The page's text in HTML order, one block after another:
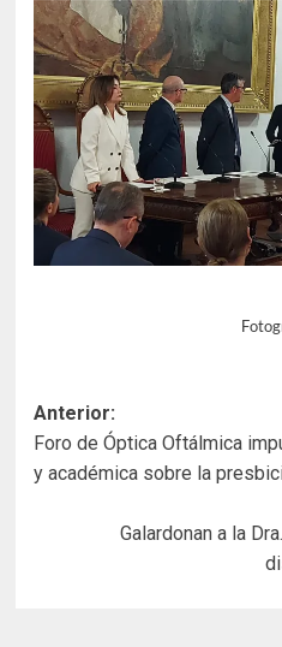
Navegación
de
entradas
Anterior:
Foro de Óptica Oftálmica
y académica sobre la
Galardonan a la